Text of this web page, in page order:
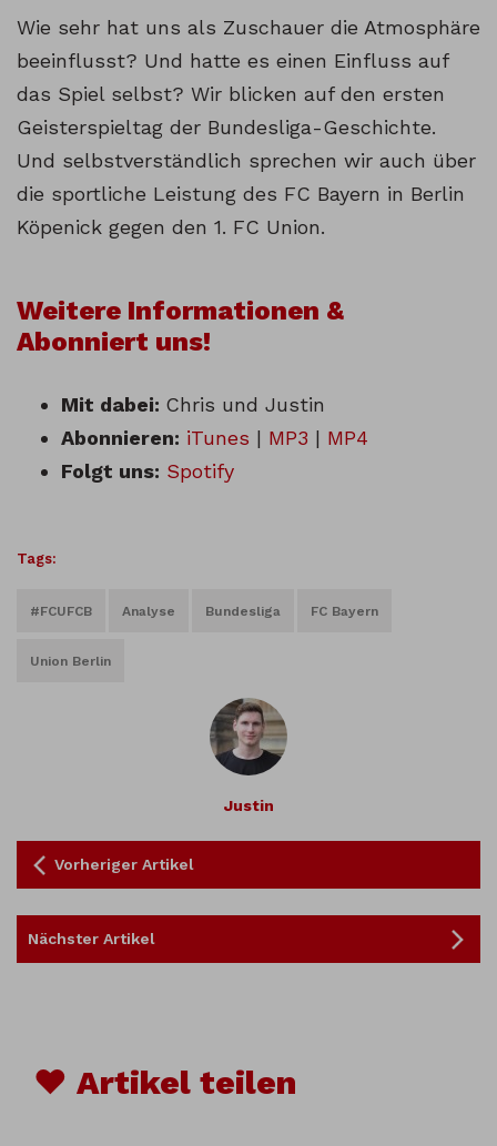
Wie sehr hat uns als Zuschauer die Atmosphäre
beeinflusst? Und hatte es einen Einfluss auf
das Spiel selbst? Wir blicken auf den ersten
Geisterspieltag der Bundesliga-Geschichte.
Und selbstverständlich sprechen wir auch über
die sportliche Leistung des FC Bayern in Berlin
Köpenick gegen den 1. FC Union.
Weitere Informationen &
Abonniert uns!
Mit dabei: Chris und Justin
Abonnieren: iTunes | MP3 | MP4
Folgt uns: Spotify
Tags:
#FCUFCB Analyse Bundesliga FC Bayern
Union Berlin
Justin
Vorheriger Artikel
Nächster Artikel
♥ Artikel teilen